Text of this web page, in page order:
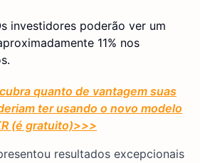
investidores poderão ver um
11% nos
quanto de vantagem suas
ter usando o novo modelo
(é gratuito)>>>
resultados excepcionais